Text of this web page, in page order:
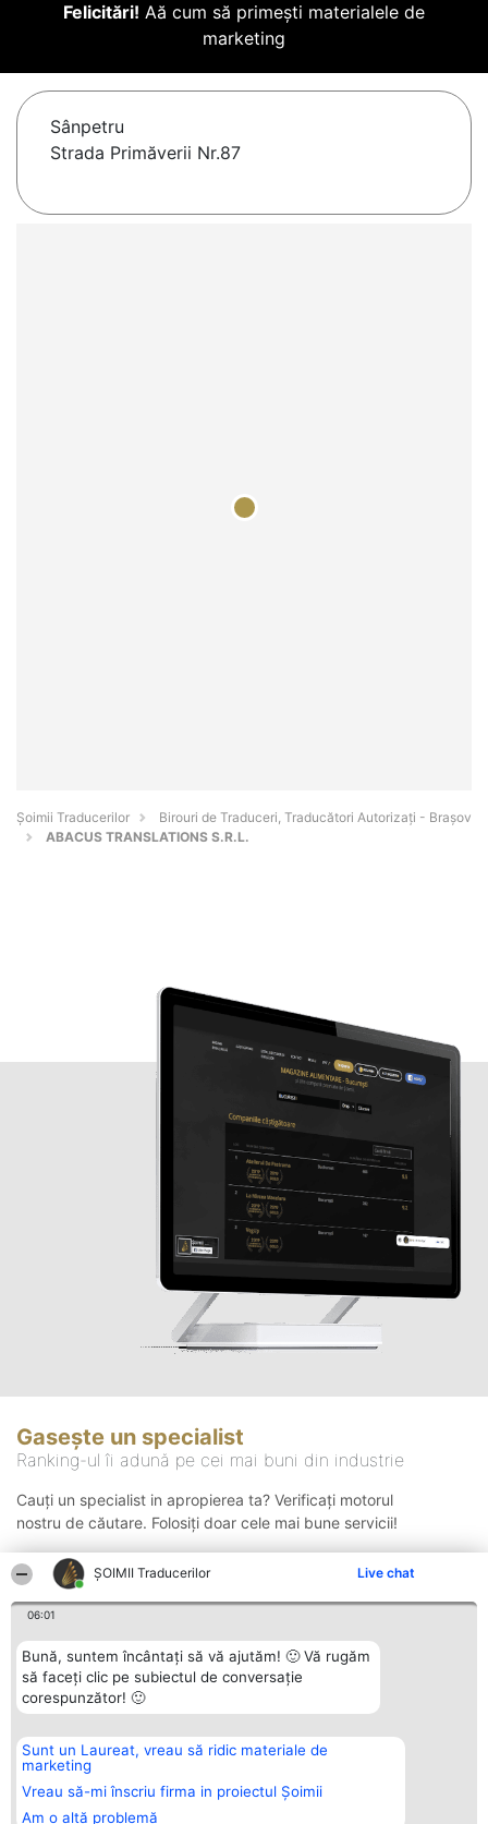
ȘOIMII Traducerilor Live chat
06:01
Bună, suntem încântați să vă ajutăm! 🙂 Vă rugăm
să faceți clic pe subiectul de conversație
corespunzător! 🙂
Sunt un Laureat, vreau să ridic materiale de
marketing
Vreau să-mi înscriu firma in proiectul Șoimii
Am o altă problemă
Felicitări! Aă cum să primești materialele de
marketing
Sânpetru
Strada Primăverii Nr.87
Șoimii Traducerilor
Birouri de Traduceri, Traducători Autorizați - Braşov
ABACUS TRANSLATIONS S.R.L.
Gasește un specialist
Ranking-ul îi adună pe cei mai buni din industrie
Cauți un specialist in apropierea ta? Verificați motorul
nostru de căutare. Folosiți doar cele mai bune servicii!
Organizator Ranking
BRIGHT SOLUTIONS BR SRL
Aleea Timisul De Sus 2 Bl. A30
Sc. A Et. 4 Ap. 13 Cod 061952
București
Plebiscyt
Lista Tuturor
Laureaților
Contact